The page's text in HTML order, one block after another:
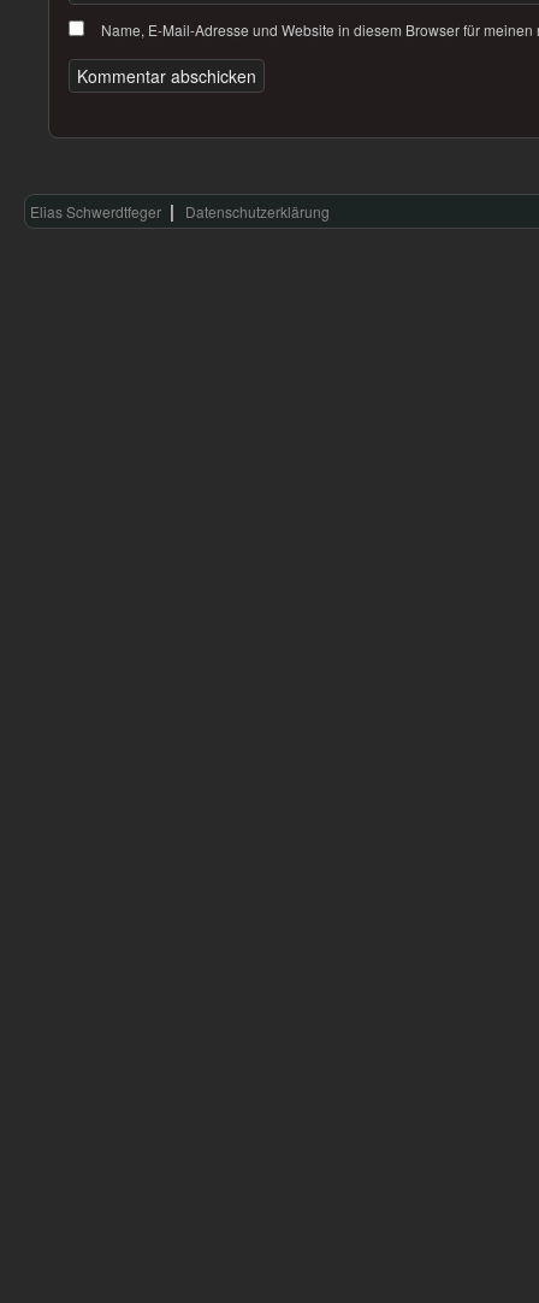
Name, E-Mail-Adresse und Website in diesem Browser für
Elias Schwerdtfeger Datenschutzerklärung